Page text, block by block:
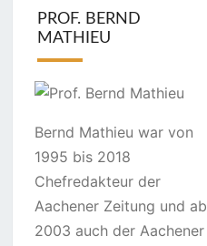
PROF. BERND
MATHIEU
Bernd Mathieu war von
1995 bis 2018
Chefredakteur der
Aachener Zeitung und ab
2003 auch der Aachener